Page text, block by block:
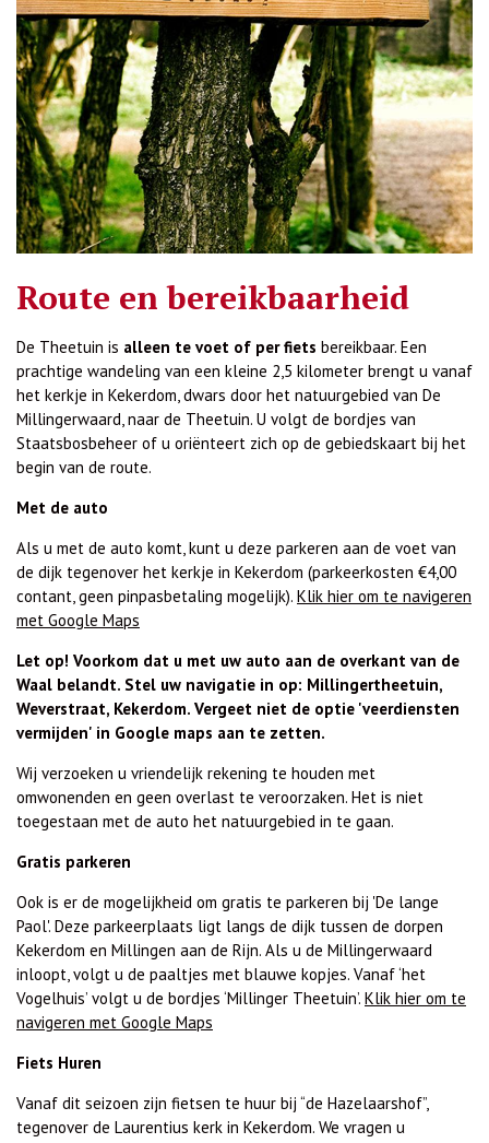
Route en bereikbaarheid
De Theetuin is alleen te voet of per fiets bereikbaar. Een
prachtige wandeling van een kleine 2,5 kilometer brengt u vanaf
het kerkje in Kekerdom, dwars door het natuurgebied van De
Millingerwaard, naar de Theetuin. U volgt de bordjes van
Staatsbosbeheer of u oriënteert zich op de gebiedskaart bij het
begin van de route.
Met de auto
Als u met de auto komt, kunt u deze parkeren aan de voet van
de dijk tegenover het kerkje in Kekerdom (parkeerkosten €4,00
contant, geen pinpasbetaling mogelijk). Klik hier om te navigeren
met Google Maps
Let op! Voorkom dat u met uw auto aan de overkant van de
Waal belandt. Stel uw navigatie in op: Millingertheetuin,
Weverstraat, Kekerdom. Vergeet niet de optie 'veerdiensten
vermijden' in Google maps aan te zetten.
Wij verzoeken u vriendelijk rekening te houden met
omwonenden en geen overlast te veroorzaken. Het is niet
toegestaan met de auto het natuurgebied in te gaan.
Gratis parkeren
Ook is er de mogelijkheid om gratis te parkeren bij 'De lange
Paol'. Deze parkeerplaats ligt langs de dijk tussen de dorpen
Kekerdom en Millingen aan de Rijn. Als u de Millingerwaard
inloopt, volgt u de paaltjes met blauwe kopjes. Vanaf ‘het
Vogelhuis’ volgt u de bordjes ‘Millinger Theetuin’. Klik hier om te
navigeren met Google Maps
Fiets Huren
Vanaf dit seizoen zijn fietsen te huur bij “de Hazelaarshof”,
tegenover de Laurentius kerk in Kekerdom. We vragen u